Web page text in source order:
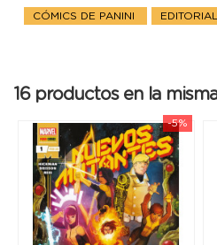
CÓMICS DE PANINI
16 productos en la
-5%